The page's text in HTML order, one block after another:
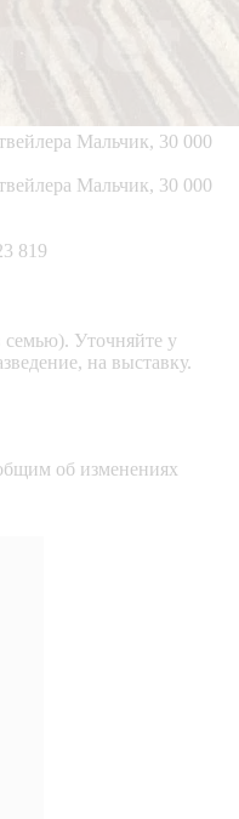
819
Уточняйте у
на выставку.
об изменениях